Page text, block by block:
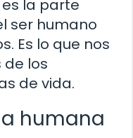
la parte
ser humano
Es lo que nos
de los
de vida.
humana